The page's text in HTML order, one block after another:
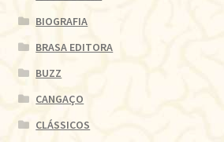
BIOGRAFIA
BRASA EDITORA
BUZZ
CANGAÇO
CLÁSSICOS